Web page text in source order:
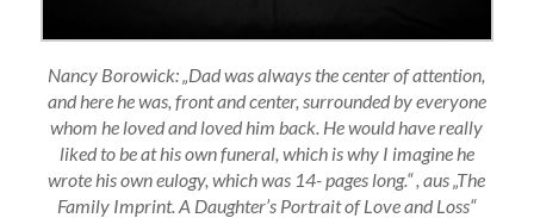
Nancy Borowick: „Dad was always the center of attention,
and here he was, front and center, surrounded by everyone
whom he loved and loved him back. He would have really
liked to be at his own funeral, which is why I imagine he
wrote his own eulogy, which was 14- pages long.“ , aus „The
Family Imprint. A Daughter’s Portrait of Love and Loss“